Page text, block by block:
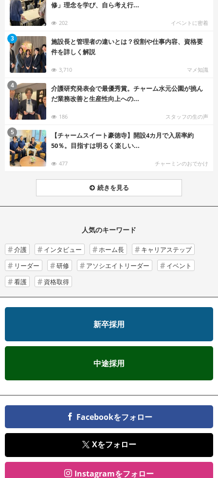
修」理念を学び、自ら考え行...
202 イベントに密着
施設長と管理者の違いとは？役割や仕事内容、資格要
件を詳しく解説
3,710 マメ知識
3
介護研究発表会で最優秀賞。チャーム水元公園が挑ん
だ業務改善と生産性向上への...
186 スタッフの生の声
4
【チャームスイート豪徳寺】開設4カ月で入居率約
50％。目指すは明るく楽しい...
477 チャーミンのおでかけ
5
続きを見る
人気のキーワード
介護 インタビュー ホーム長
キャリアステップ
リーダー
研修 アソシエイトリーダー
イベント
看護
資格取得
新卒採用
中途採用
Facebookをフォロー
Xをフォロー
Instagramをフォロー